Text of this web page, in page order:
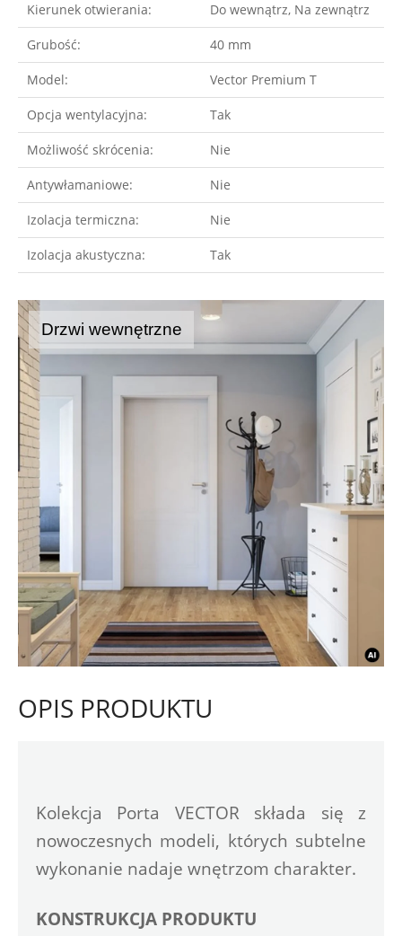
Kierunek otwierania: Do wewnątrz, Na zewnątrz
Grubość: 40 mm
Model: Vector Premium T
Opcja wentylacyjna: Tak
Możliwość skrócenia: Nie
Antywłamaniowe: Nie
Izolacja termiczna: Nie
Izolacja akustyczna: Tak
Drzwi wewnętrzne
OPIS PRODUKTU
Kolekcja Porta VECTOR składa się z
nowoczesnych modeli, których subtelne
wykonanie nadaje wnętrzom charakter.
KONSTRUKCJA PRODUKTU